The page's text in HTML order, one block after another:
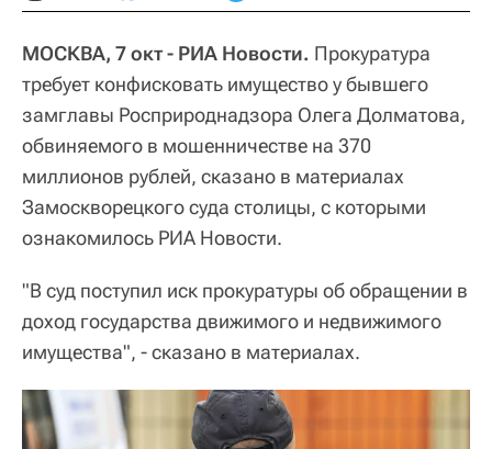
МОСКВА, 7 окт - РИА Новости. Прокуратура
требует конфисковать имущество у бывшего
замглавы Росприроднадзора Олега Долматова,
обвиняемого в мошенничестве на 370
миллионов рублей, сказано в материалах
Замоскворецкого суда столицы, с которыми
ознакомилось РИА Новости.
"В суд поступил иск прокуратуры об обращении в
доход государства движимого и недвижимого
имущества", - сказано в материалах.